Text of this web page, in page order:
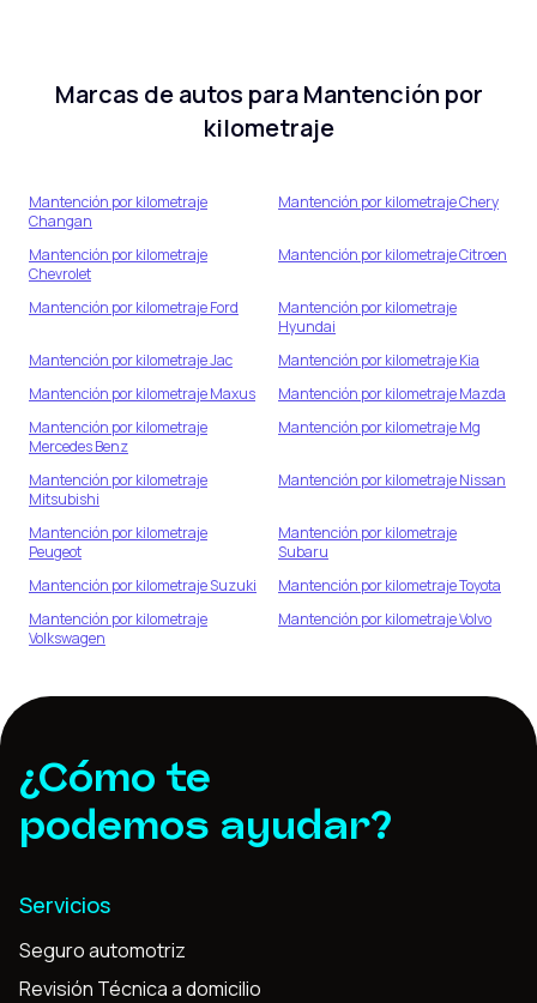
Marcas de autos paraMantención por
kilometraje
Mantención por kilometraje
Changan
Mantención por kilometrajeChery
Mantención por kilometraje
Chevrolet
Mantención por kilometrajeCitroen
Mantención por kilometrajeFord
Mantención por kilometraje
Hyundai
Mantención por kilometrajeJac Mantención por kilometrajeKia
Mantención por kilometrajeMaxus Mantención por kilometrajeMazda
Mantención por kilometraje
Mercedes Benz
Mantención por kilometrajeMg
Mantención por kilometraje
Mitsubishi
Mantención por kilometrajeNissan
Mantención por kilometraje
Peugeot
Mantención por kilometraje
Subaru
Mantención por kilometrajeSuzuki Mantención por kilometrajeToyota
Mantención por kilometraje
Volkswagen
Mantención por kilometrajeVolvo
¿Cómo te
podemos ayudar?
Servicios
Seguro automotriz
Revisión Técnica a domicilio